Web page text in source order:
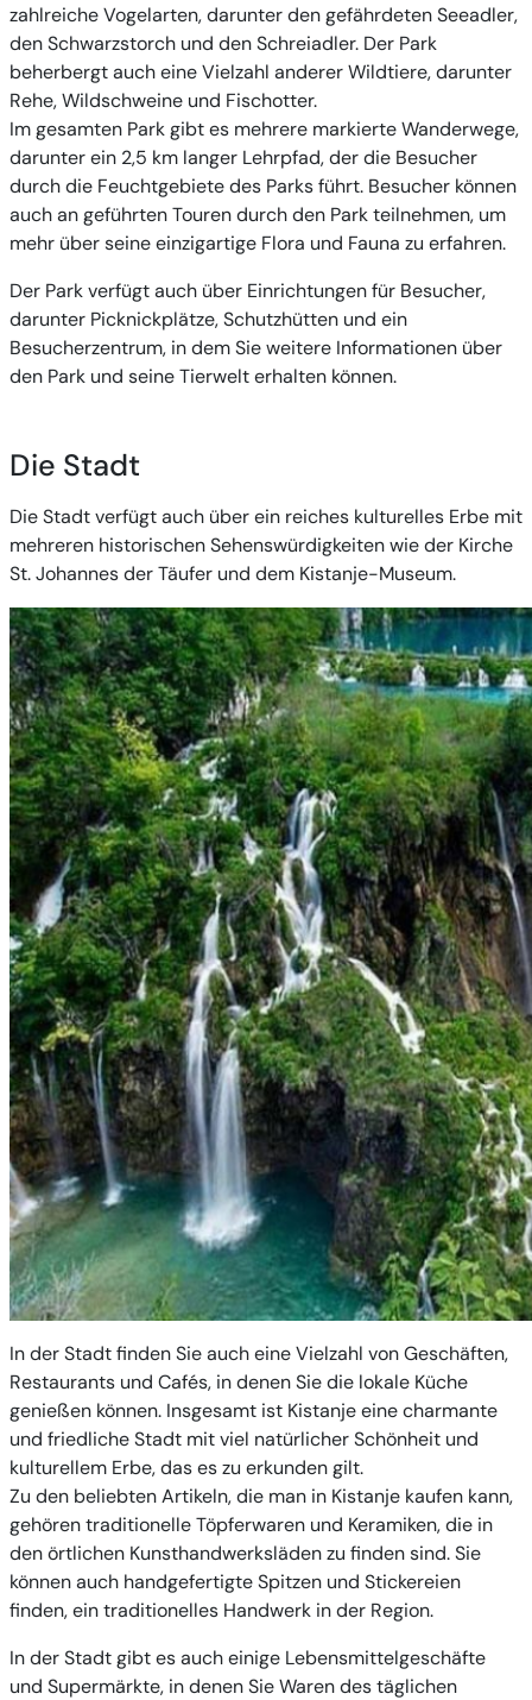
zahlreiche Vogelarten, darunter den gefährdeten Seeadler,
den Schwarzstorch und den Schreiadler. Der Park
beherbergt auch eine Vielzahl anderer Wildtiere, darunter
Rehe, Wildschweine und Fischotter.
Im gesamten Park gibt es mehrere markierte Wanderwege,
darunter ein 2,5 km langer Lehrpfad, der die Besucher
durch die Feuchtgebiete des Parks führt. Besucher können
auch an geführten Touren durch den Park teilnehmen, um
mehr über seine einzigartige Flora und Fauna zu erfahren.
Der Park verfügt auch über Einrichtungen für Besucher,
darunter Picknickplätze, Schutzhütten und ein
Besucherzentrum, in dem Sie weitere Informationen über
den Park und seine Tierwelt erhalten können.
Die Stadt
Die Stadt verfügt auch über ein reiches kulturelles Erbe mit
mehreren historischen Sehenswürdigkeiten wie der Kirche
St. Johannes der Täufer und dem Kistanje-Museum.
In der Stadt finden Sie auch eine Vielzahl von Geschäften,
Restaurants und Cafés, in denen Sie die lokale Küche
genießen können. Insgesamt ist Kistanje eine charmante
und friedliche Stadt mit viel natürlicher Schönheit und
kulturellem Erbe, das es zu erkunden gilt.
Zu den beliebten Artikeln, die man in Kistanje kaufen kann,
gehören traditionelle Töpferwaren und Keramiken, die in
den örtlichen Kunsthandwerksläden zu finden sind. Sie
können auch handgefertigte Spitzen und Stickereien
finden, ein traditionelles Handwerk in der Region.
In der Stadt gibt es auch einige Lebensmittelgeschäfte
und Supermärkte, in denen Sie Waren des täglichen